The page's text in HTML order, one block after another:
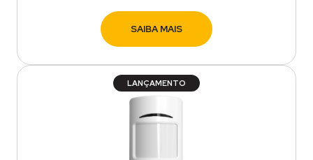
SAIBA MAIS
LANÇAMENTO